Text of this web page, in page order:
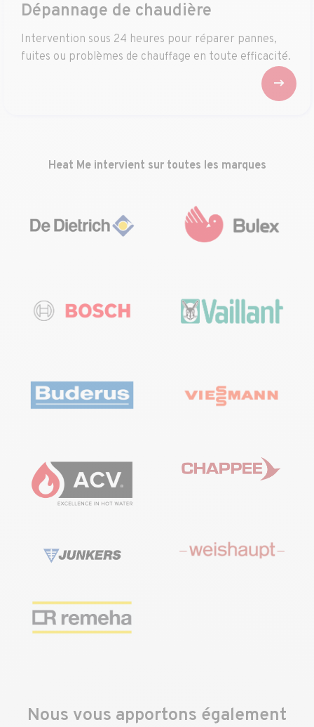
Dépannage de chaudière
Intervention sous 24 heures pour réparer pannes,
fuites ou problèmes de chauffage en toute efficacité.
Heat Me intervient sur toutes les marques
Nous vous apportons également